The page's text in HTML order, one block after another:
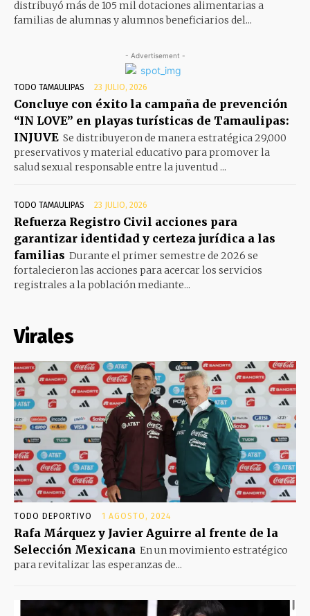
distribuyó más de 105 mil dotaciones alimentarias a
familias de alumnas y alumnos beneficiarios del...
- Advertisement -
TODO TAMAULIPAS 23 JULIO, 2026
Concluye con éxito la campaña de prevención
“IN LOVE” en playas turísticas de Tamaulipas:
INJUVE Se distribuyeron de manera estratégica 29,000
preservativos y material educativo para promover la
salud sexual responsable entre la juventud ...
TODO TAMAULIPAS 23 JULIO, 2026
Refuerza Registro Civil acciones para
garantizar identidad y certeza jurídica a las
familias Durante el primer semestre de 2026 se
fortalecieron las acciones para acercar los servicios
registrales a la población mediante...
Virales
TODO DEPORTIVO 1 AGOSTO, 2024
Rafa Márquez y Javier Aguirre al frente de la
Selección Mexicana En un movimiento estratégico
para revitalizar las esperanzas de...